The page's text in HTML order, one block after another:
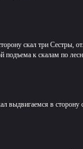
скал три Сестры,
подъема к скалам по
выдвигаемся в